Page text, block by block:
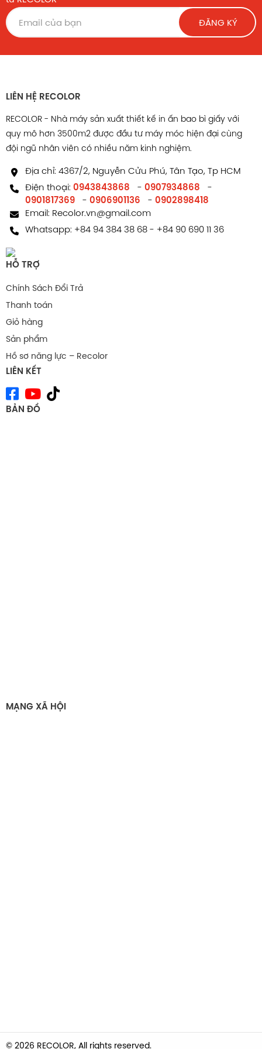
ĐĂNG KÝ
LIÊN HỆ RECOLOR
RECOLOR - Nhà máy sản xuất thiết kế in ấn bao bì giấy với
quy mô hơn 3500m2 được đầu tư máy móc hiện đại cùng
đội ngũ nhân viên có nhiều năm kinh nghiệm.
Địa chỉ: 4367/2, Nguyễn Cửu Phú, Tân Tạo, Tp HCM
Điện thoại: 0943843868 - 0907934868
-
0901817369
- 0906901136 - 0902898418
Email: Recolor.vn@gmail.com
Whatsapp: +84 94 384 38 68- +84 90 690 11 36
HỖ TRỢ
Chính Sách Đổi Trả
Thanh toán
Giỏ hàng
Sản phẩm
Hồ sơ năng lực – Recolor
LIÊN KẾT
BẢN ĐỒ
MẠNG XÃ HỘI
© 2026 RECOLOR, All rights reserved.